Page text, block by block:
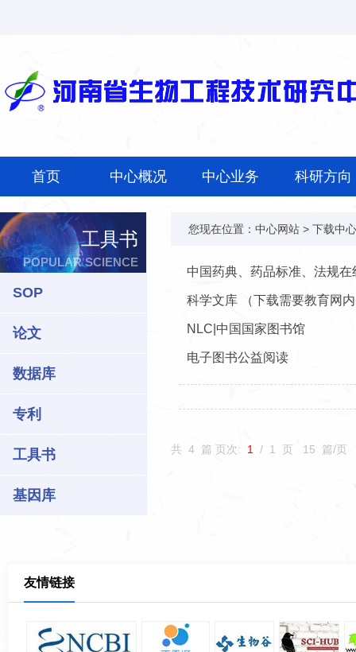
首页 中心概况 中心业务 科研方向
工具书
POPULAR SCIENCE
SOP
论文
数据库
专利
工具书
基因库
您现在位置： 中心网站 > 下载中心
中国药典、药品标准、法规在
科学文库 （下载需要教育网
NLC|中国国家图书馆
电子图书公益阅读
共 4 篇 页次: 1 / 1 页 15 篇/页
友情链接